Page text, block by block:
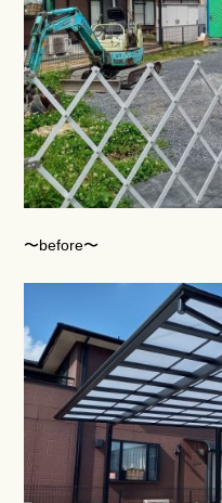
〜before〜